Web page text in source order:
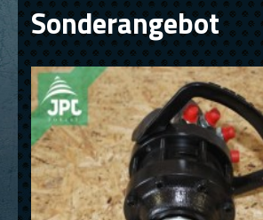
Sonderangebot